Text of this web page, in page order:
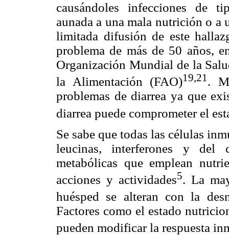
causándoles infecciones de
aunada a una mala nutrición o
limitada difusión de este
problema de más de 50 años,
Organización Mundial de la
la Alimentación (FAO)19,21 .
problemas de diarrea ya que
diarrea puede comprometer el
Se sabe que todas las células
leucinas, interferones y del
metabólicas que emplean
acciones y actividades5. La
huésped se alteran con la
Factores como el estado
pueden modificar la respuesta